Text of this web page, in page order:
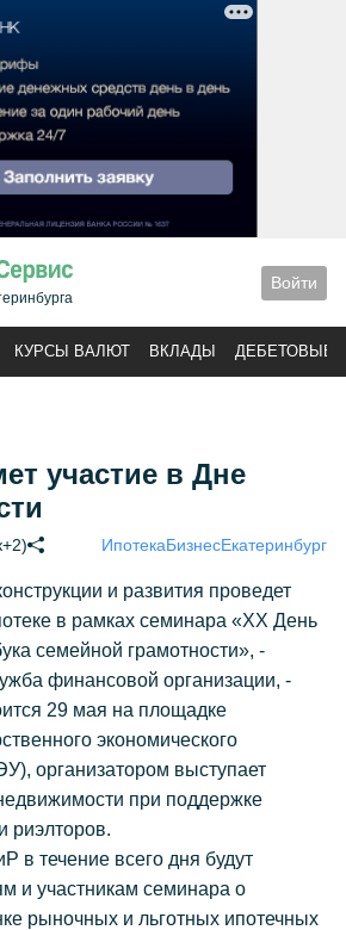
Войти
КУРСЫ ВАЛЮТ ВКЛАДЫ ДЕБЕТОВЫЕ
участие в Дне
ИпотекаБизнесЕкатеринбург
и развития проведет
в рамках семинара «XX День
семейной грамотности», -
финансовой организации, -
29 мая на площадке
экономического
организатором выступает
при поддержке
риэлторов.
в течение всего дня будут
и участникам семинара о
рыночных и льготных ипотечных